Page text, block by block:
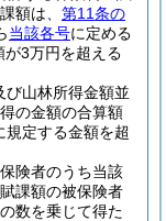
額は、 第11条の
当該各号に定める
3万円を超える
び山林所得金額並
の金額の合算額
定する金額を超
険者のうち当該
課額の被保険者
数を乗じて得た